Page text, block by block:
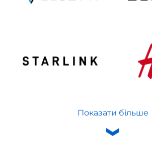
Показати більше